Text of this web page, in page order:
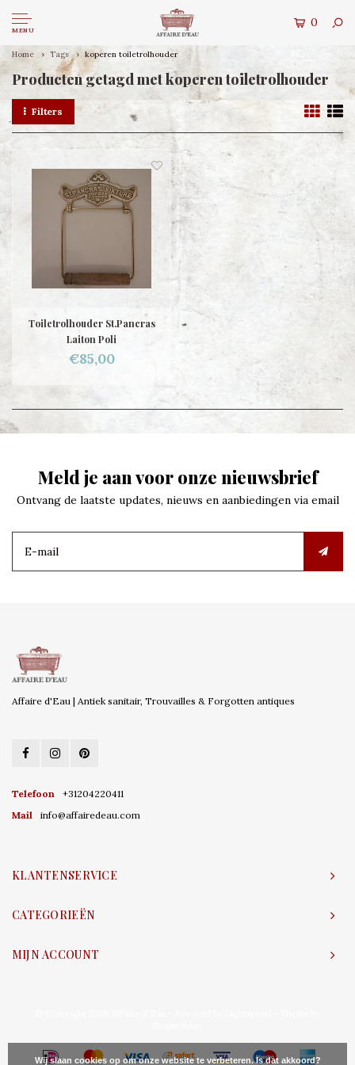
MENU
0
Home Tags koperen toiletrolhouder
Producten getagd met koperen toiletrolhouder
Filters
Toiletrolhouder St.Pancras
Laiton Poli
€85,00
Meld je aan voor onze nieuwsbrief
Ontvang de laatste updates, nieuws en aanbiedingen via email
Affaire d'Eau | Antiek sanitair, Trouvailles & Forgotten antiques
Telefoon
+31204220411
Mail
info@affairedeau.com
KLANTENSERVICE
CATEGORIEËN
MIJN ACCOUNT
Wij slaan cookies op om onze website te verbeteren. Is dat akkoord?